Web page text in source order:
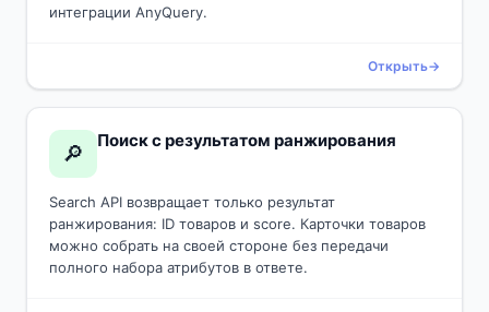
интеграции AnyQuery.
Открыть
🔎
Поиск с результатом ранжирования
Search API возвращает только результат
ранжирования: ID товаров и score. Карточки товаров
можно собрать на своей стороне без передачи
полного набора атрибутов в ответе.